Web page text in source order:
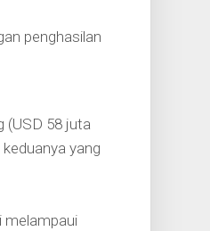
penghasilan
(USD 58 juta
yang
melampaui